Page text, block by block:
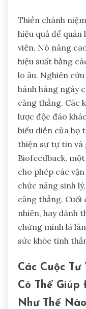
Thiền chánh
hiệu quả để
viên. Nó nâng
hiệu suất bằng
lo âu. Nghiên
hành hàng ngày
căng thẳng. Các
lược độc đáo
biểu diễn của họ
thiện sự tự tin và
Biofeedback,
cho phép các
chức năng sinh
căng thẳng.
nhiên, hay dành
chứng minh là
sức khỏe tinh
Các Cuộc Tư
Có Thể Giúp
Như Thế